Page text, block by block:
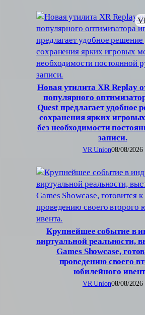
Новая утилита XR Replay
популярного
Quest предлагает удобное
сохранения ярких
без необходимости
записи.
VR Union08/08/2026
Крупнейшее событие в
виртуальной реальности,
Games Showcase,
проведению своего
юбилейного
VR Union08/08/2026